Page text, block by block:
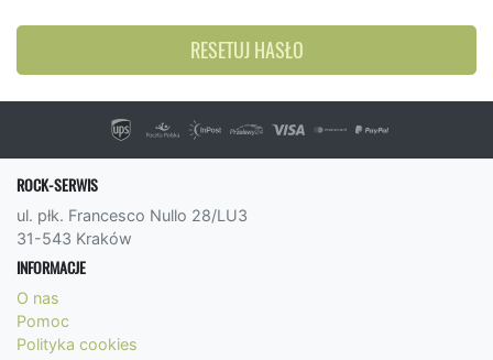
RESETUJ HASŁO
ROCK-SERWIS
ul. płk. Francesco Nullo 28/LU3
31-543 Kraków
INFORMACJE
O nas
Pomoc
Polityka cookies